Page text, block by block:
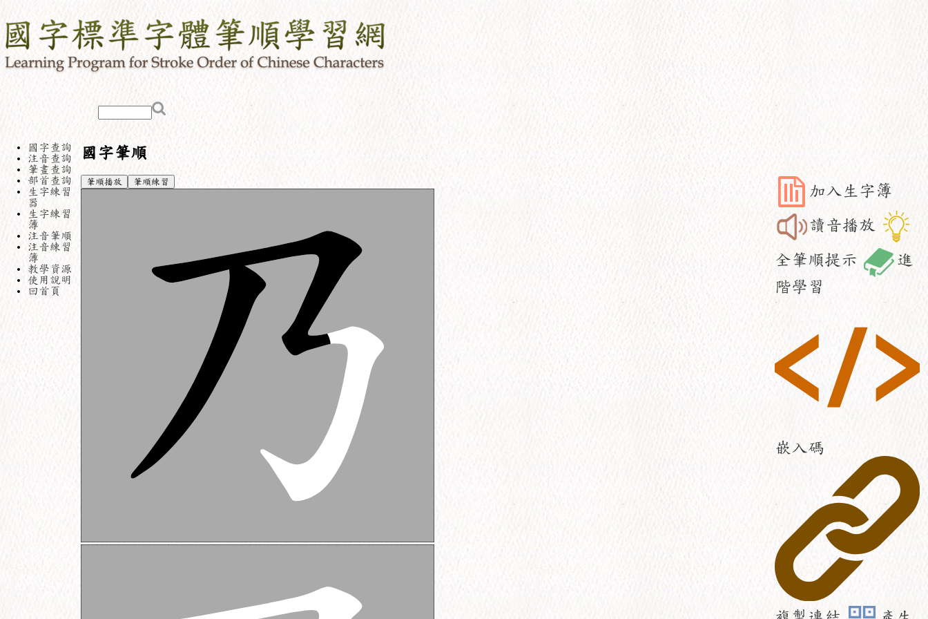
國字查詢
注音查詢
筆畫查詢
部首查詢
生字練習
器
生字練習
簿
注音筆順
注音練習
簿
教學資源
使用說明
回首頁
國字筆順
筆順播放 筆順練習
加入生字簿
讀音播放
全筆順提示
進
階學習
嵌入碼